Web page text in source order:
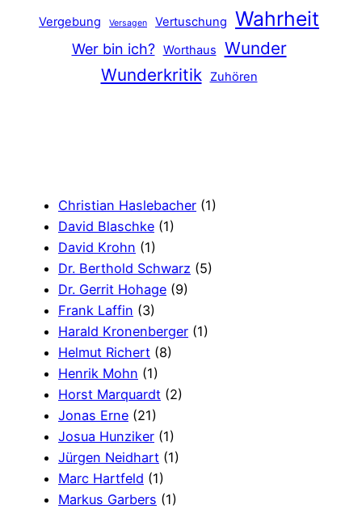
Vergebung Versagen Vertuschung Wahrheit
Wer bin ich? Worthaus
Wunder
Wunderkritik
Zuhören
Christian Haslebacher (1)
David Blaschke (1)
David Krohn (1)
Dr. Berthold Schwarz (5)
Dr. Gerrit Hohage (9)
Frank Laffin (3)
Harald Kronenberger (1)
Helmut Richert (8)
Henrik Mohn (1)
Horst Marquardt (2)
Jonas Erne (21)
Josua Hunziker (1)
Jürgen Neidhart (1)
Marc Hartfeld (1)
Markus Garbers (1)